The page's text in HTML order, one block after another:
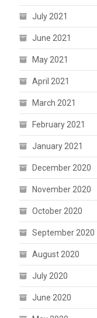
July 2021
June 2021
May 2021
April 2021
March 2021
February 2021
January 2021
December 2020
November 2020
October 2020
September 2020
August 2020
July 2020
June 2020